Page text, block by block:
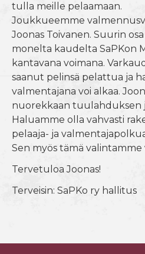
tulla meille pelaamaan.
Joukkueemme
Joonas Toivanen. Suurin
monelta kaudelta SaPKon
kantavana voimana.
saanut pelinsä pelattua ja
valmentajana voi alkaa.
nuorekkaan tuulahduksen
Haluamme olla vahvasti
pelaaja- ja
Sen myös tämä valintamme
Tervetuloa Joonas!
Terveisin: SaPKo ry hallitus